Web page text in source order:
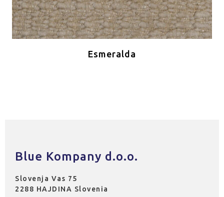
Esmeralda
Blue Kompany d.o.o.
Slovenja Vas 75
2288 HAJDINA Slovenia